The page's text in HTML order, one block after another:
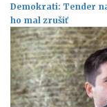
Demokrati: Tender
ho mal zrušiť